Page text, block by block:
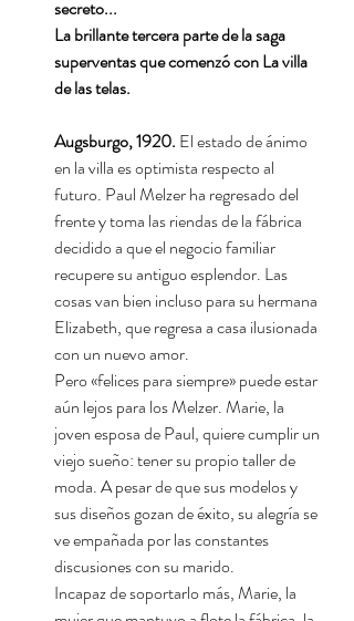
secreto...
La brillante tercera parte de la saga
superventas que comenzó con La villa
de las telas.
Augsburgo, 1920. El estado de ánimo
en la villa es optimista respecto al
futuro. Paul Melzer ha regresado del
frente y toma las riendas de la fábrica
decidido a que el negocio familiar
recupere su antiguo esplendor. Las
cosas van bien incluso para su hermana
Elizabeth, que regresa a casa ilusionada
con un nuevo amor.
Pero «felices para siempre» puede estar
aún lejos para los Melzer. Marie, la
joven esposa de Paul, quiere cumplir un
viejo sueño: tener su propio taller de
moda. A pesar de que sus modelos y
sus diseños gozan de éxito, su alegría se
ve empañada por las constantes
discusiones con su marido.
Incapaz de soportarlo más, Marie, la